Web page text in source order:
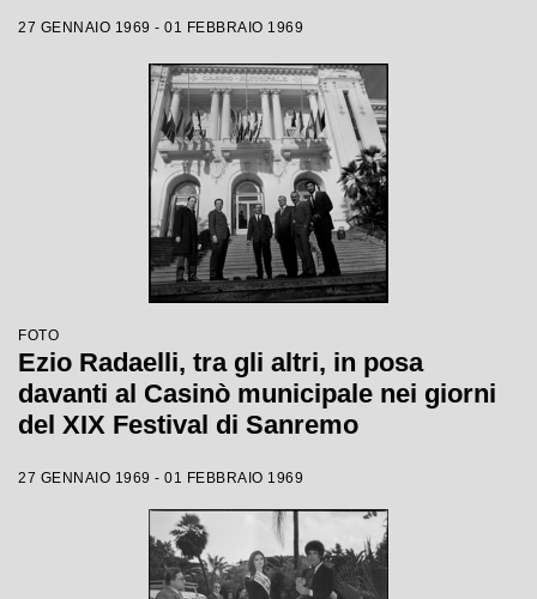
27 GENNAIO 1969 - 01 FEBBRAIO 1969
FOTO
Ezio Radaelli, tra gli altri, in posa
davanti al Casinò municipale nei giorni
del XIX Festival di Sanremo
27 GENNAIO 1969 - 01 FEBBRAIO 1969